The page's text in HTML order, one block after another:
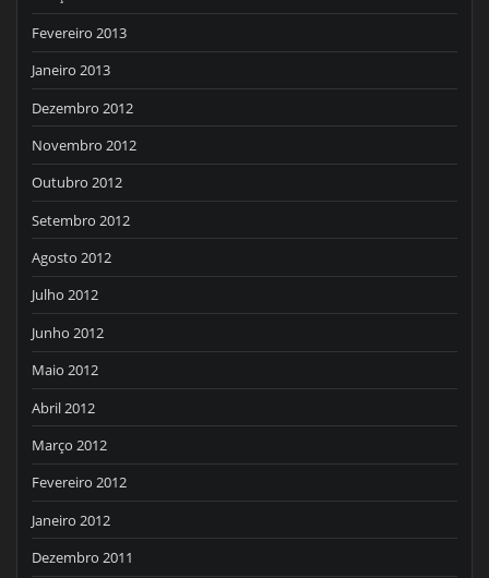
Fevereiro 2013
Janeiro 2013
Dezembro 2012
Novembro 2012
Outubro 2012
Setembro 2012
Agosto 2012
Julho 2012
Junho 2012
Maio 2012
Abril 2012
Março 2012
Fevereiro 2012
Janeiro 2012
Dezembro 2011